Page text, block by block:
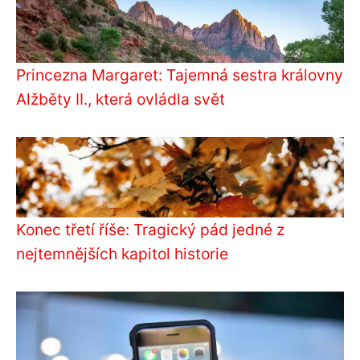
Princezna Margaret: Tajemná sestra královny
Alžběty II., která ovládla svět
Konec třetí říše: Tragický pád jedné z
nejtemnějších kapitol historie